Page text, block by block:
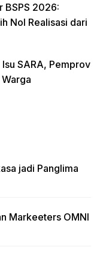
BSPS 2026:
Nol Realisasi dari
SARA, Pemprov
jadi Panglima
Markeeters OMNI